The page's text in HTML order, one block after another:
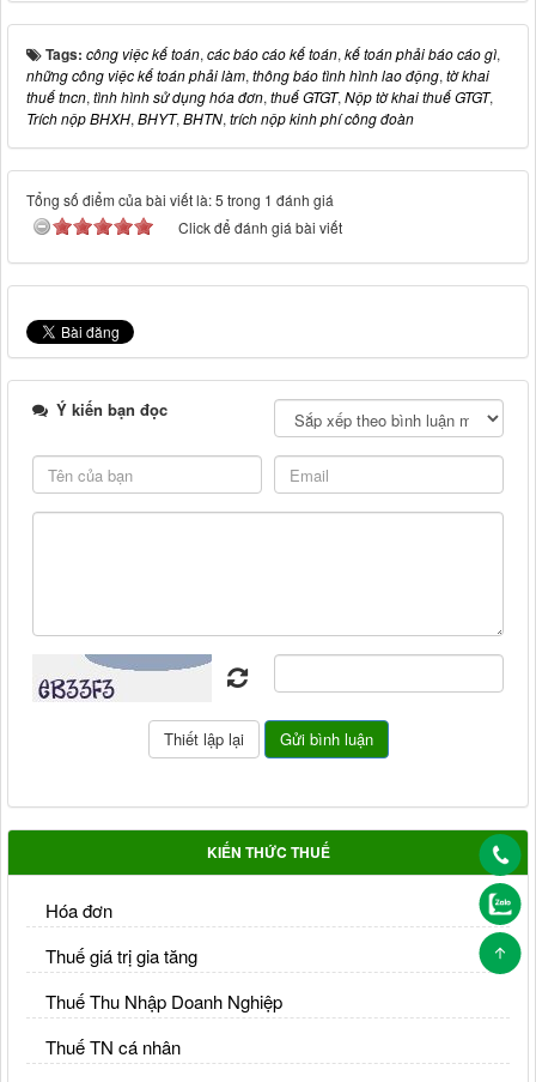
Tags: công việc kế toán,các báo cáo kế toán,kế toán phải báo cáo gì,
những công việc kế toán phải làm,thông báo tình hình lao động,tờ khai
thuế tncn,tình hình sử dụng hóa đơn,thuế GTGT,Nộp tờ khai thuế GTGT,
Trích nộp BHXH,BHYT,BHTN,trích nộp kinh phí công đoàn
Tổng số điểm của bài viết là: 5 trong 1 đánh giá
Click để đánh giá bài viết
Ý kiến bạn đọc
KIẾN THỨC THUẾ
Hóa đơn
Thuế giá trị gia tăng
Thuế Thu Nhập Doanh Nghiệp
Thuế TN cá nhân